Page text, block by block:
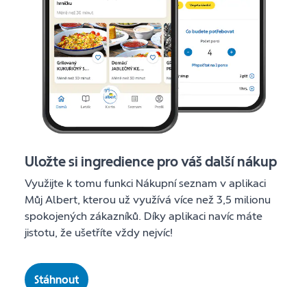
Uložte si ingredience pro váš další nákup
Využijte k tomu funkci Nákupní seznam v aplikaci
Můj Albert, kterou už využívá více než 3,5 milionu
spokojených zákazníků. Díky aplikaci navíc máte
jistotu, že ušetříte vždy nejvíc!
Stáhnout